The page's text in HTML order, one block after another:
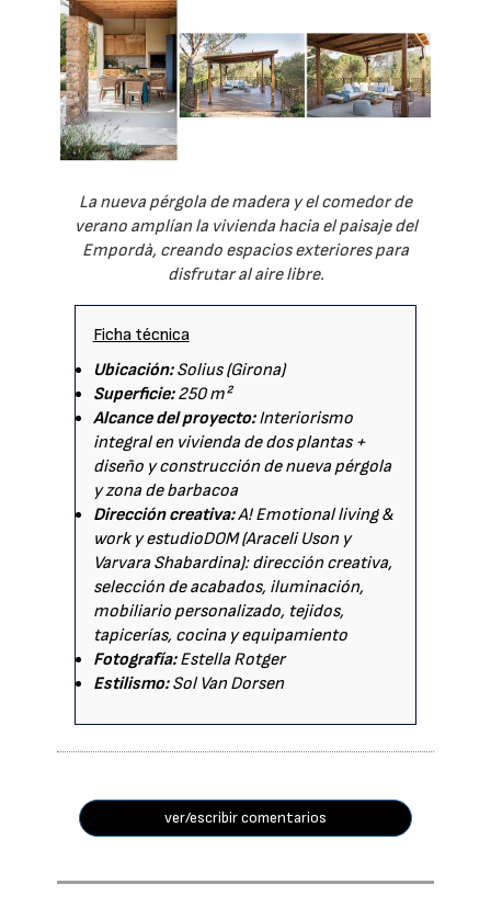
La nueva pérgola de madera y el comedor de
verano amplían la vivienda hacia el paisaje del
Empordà, creando espacios exteriores para
disfrutar al aire libre.
Ficha técnica
Ubicación:Solius (Girona)
Superficie:250 m²
Alcance del proyecto:Interiorismo
integral en vivienda de dos plantas +
diseño y construcción de nueva pérgola
y zona de barbacoa
Dirección creativa:A! Emotional living &
work y estudioDOM (Araceli Uson y
Varvara Shabardina): dirección creativa,
selección de acabados, iluminación,
mobiliario personalizado, tejidos,
tapicerías, cocina y equipamiento
Fotografía:Estella Rotger
Estilismo:Sol Van Dorsen
ver/escribir comentarios